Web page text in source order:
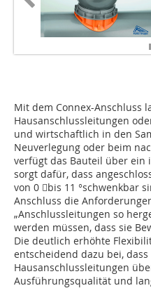
Mit dem Connex-Anschluss
Hausanschlussleitungen
und wirtschaftlich in den
Neuverlegung oder beim
verfügt das Bauteil über ein
sorgt dafür, dass
von 0 bis 11 °schwenkbar
Anschluss die
„Anschlussleitungen so
werden müssen, dass sie
Die deutlich erhöhte
entscheidend dazu bei,
Hausanschlussleitungen
Ausführungsqualität und